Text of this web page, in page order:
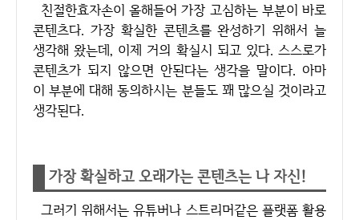
친절한효자손이 올해들어 가장 고심하는 부분이 바로
콘텐츠다. 가장 확실한 콘텐츠를 완성하기 위해서 늘
생각해 왔는데, 이제 거의 확실시 되고 있다. 스스로가
콘텐츠가 되지 않으면 안된다는 생각을 말이다. 아마
이 부분에 대해 동의하시는 분들도 꽤 많으실 것이라고
생각된다.
가장 확실하고 오래가는 콘텐츠는 나 자신!
그러기 위해서는 유튜버나 스트리머같은 플랫폼 활용